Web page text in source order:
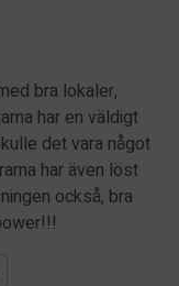
bra lokaler,
har en väldigt
det vara något
har även löst
också, bra